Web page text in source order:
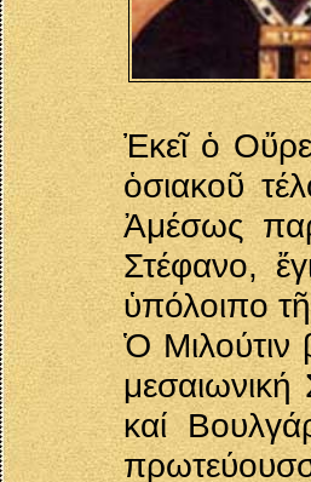
Ἐκεῖ ὁ
ὁσιακοῦ
Ἀμέσως
Στέφανο,
ὑπόλοιπο
Ὁ Μιλούτιν
καί